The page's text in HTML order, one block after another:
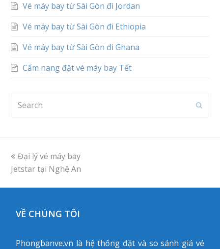
Vé máy bay từ Sài Gòn đi Jordan
Vé máy bay từ Sài Gòn đi Ethiopia
Vé máy bay từ Sài Gòn đi Ghana
Cẩm nang đặt vé máy bay Tết
previous
post:
Đại lý vé máy bay
Jetstar tại Nghệ An
VỀ CHÚNG TÔI
Phongbanve.vn là hệ thống đặt và so sánh giá vé